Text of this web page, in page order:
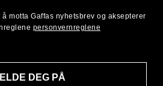
DEG PÅ
motta Gaffas nyhetsbrev og aksepterer
personvernreglene